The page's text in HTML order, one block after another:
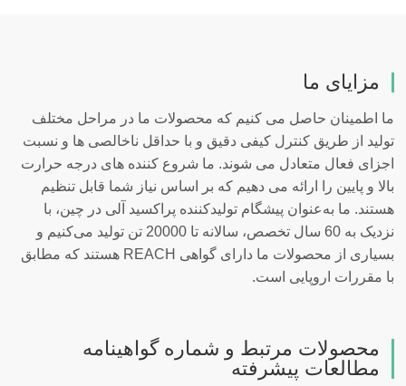
مزایای ما
ما اطمینان حاصل می کنیم که محصولات ما در مراحل مختلف
تولید از طریق کنترل کیفی دقیق و با حداقل ناخالصی ها و نسبت
اجزای فعال متعادل می شوند. ما شروع کننده های درجه حرارت
بالا و پایین را ارائه می دهیم که بر اساس نیاز شما قابل تنظیم
هستند. ما به‌عنوان پیشگام تولیدکننده پراکسید آلی در چین، با
نزدیک به 60 سال تخصص، سالانه تا 20000 تن تولید می‌کنیم و
بسیاری از محصولات ما دارای گواهی REACH هستند که مطابق
با مقررات اروپایی است.
محصولات مرتبط و شماره گواهینامه
مطالعات پیشرفته